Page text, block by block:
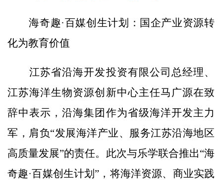
海奇趣·百媒创生计划：国企产业资源转
化为教育价值
江苏省沿海开发投资有限公司总经理、
江苏海洋生物资源创新中心主任马广源在致
辞中表示，沿海集团作为省级海洋开发主力
军，肩负“发展海洋产业、服务江苏沿海地区
高质量发展”的责任。此次与乐学联合推出“海
奇趣·百媒创生计划”，将海洋资源、商业实践